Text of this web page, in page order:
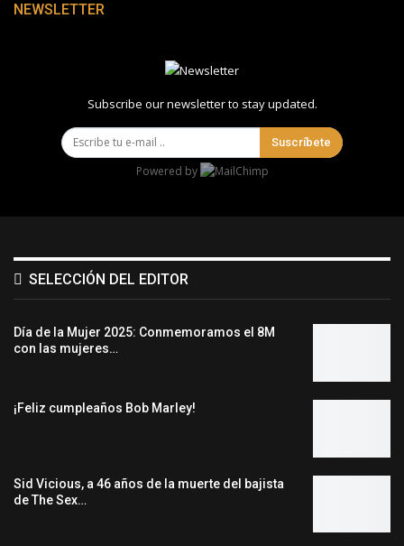
NEWSLETTER
Subscribe our newsletter to stay updated.
Suscríbete
Powered by
SELECCIÓN DEL EDITOR
Día de la Mujer 2025: Conmemoramos el 8M
con las mujeres…
¡Feliz cumpleaños Bob Marley!
Sid Vicious, a 46 años de la muerte del bajista
de The Sex…